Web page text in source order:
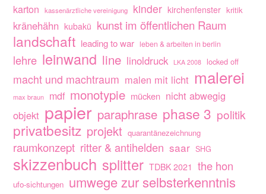
karton kassenärztliche vereinigung kinder kirchenfenster kritik
kränehähn kubakü kunst im öffentlichen Raum
landschaft leading to war leben & arbeiten in berlin
lehre leinwand line linoldruck LKA 2008 locked off
macht und machtraum malen mit licht malerei
max braun mdf monotypie mücken nicht abwegig
objekt papier paraphrase phase 3 politik
privatbesitz projekt quarantänezeichnung
raumkonzept ritter & antihelden saar SHG
skizzenbuch splitter TDBK 2021 the hon
ufo-sichtungen umwege zur selbsterkenntnis